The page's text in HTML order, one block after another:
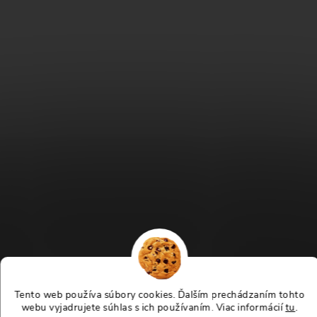
Tento web používa súbory cookies. Ďalším prechádzaním tohto
webu vyjadrujete súhlas s ich používaním. Viac informáciítu.
Sledovať na Instagrame